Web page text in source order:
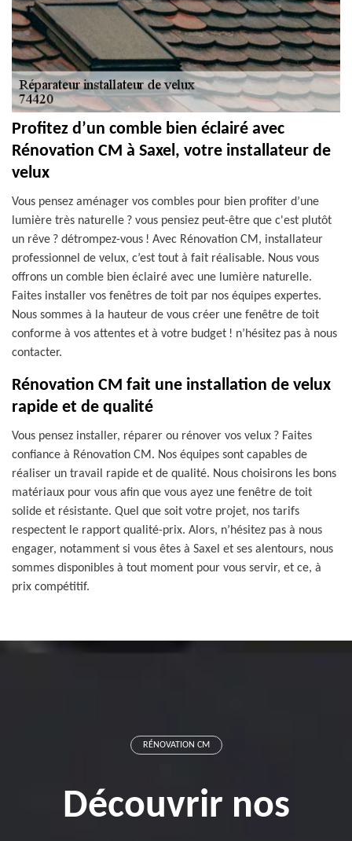
Profitez d’un comble bien éclairé avec
Rénovation CM à Saxel, votre installateur de
velux
Vous pensez aménager vos combles pour bien profiter d’une
lumière très naturelle ? vous pensiez peut-être que c'est plutôt
un rêve ? détrompez-vous ! Avec Rénovation CM, installateur
professionnel de velux, c’est tout à fait réalisable. Nous vous
offrons un comble bien éclairé avec une lumière naturelle.
Faites installer vos fenêtres de toit par nos équipes expertes.
Nous sommes à la hauteur de vous créer une fenêtre de toit
conforme à vos attentes et à votre budget ! n’hésitez pas à nous
contacter.
Rénovation CM fait une installation de velux
rapide et de qualité
Vous pensez installer, réparer ou rénover vos velux ? Faites
confiance à Rénovation CM. Nos équipes sont capables de
réaliser un travail rapide et de qualité. Nous choisirons les bons
matériaux pour vous afin que vous ayez une fenêtre de toit
solide et résistante. Quel que soit votre projet, nos tarifs
respectent le rapport qualité-prix. Alors, n’hésitez pas à nous
engager, notamment si vous êtes à Saxel et ses alentours, nous
sommes disponibles à tout moment pour vous servir, et ce, à
prix compétitif.
RÉNOVATION CM
Découvrir nos